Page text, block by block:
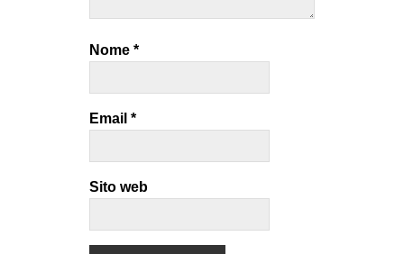
Nome *
Email *
Sito web